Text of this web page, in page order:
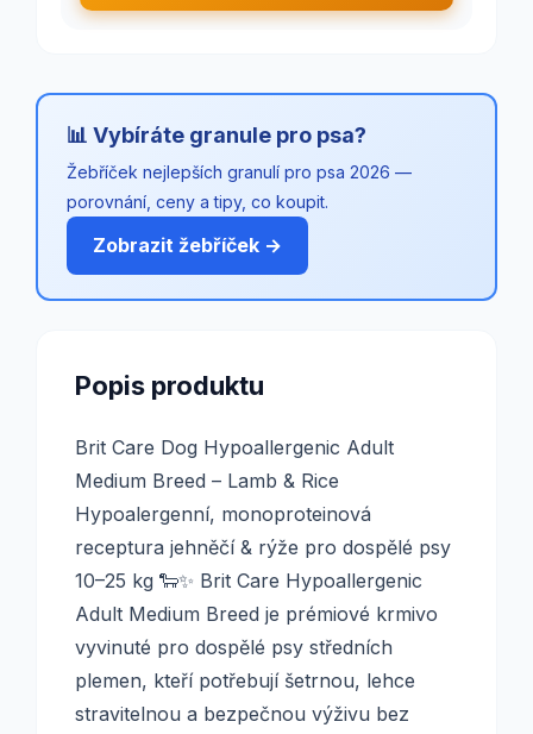
📊 Vybíráte granule pro psa?
Žebříček nejlepších granulí pro psa 2026 —
porovnání, ceny a tipy, co koupit.
Zobrazit žebříček →
Popis produktu
Brit Care Dog Hypoallergenic Adult
Medium Breed – Lamb & Rice
Hypoalergenní, monoproteinová
receptura jehněčí & rýže pro dospělé psy
10–25 kg 🐑✨ Brit Care Hypoallergenic
Adult Medium Breed je prémiové krmivo
vyvinuté pro dospělé psy středních
plemen, kteří potřebují šetrnou, lehce
stravitelnou a bezpečnou výživu bez